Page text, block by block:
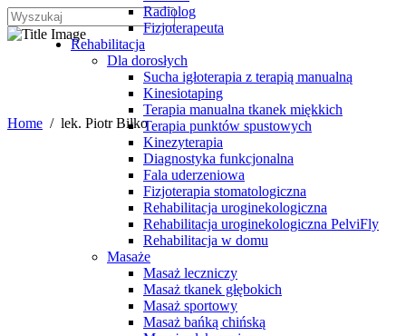
Radiolog
Fizjoterapeuta
Rehabilitacja
Dla dorosłych
Sucha igłoterapia z terapią manualną
Kinesiotaping
Terapia manualna tkanek miękkich
Terapia punktów spustowych
Kinezyterapia
Diagnostyka funkcjonalna
Fala uderzeniowa
Fizjoterapia stomatologiczna
Rehabilitacja uroginekologiczna
Rehabilitacja uroginekologiczna PelviFly
Rehabilitacja w domu
Masaże
Masaż leczniczy
Masaż tkanek głębokich
Masaż sportowy
Masaż bańką chińską
lek. Piotr Biłko
Home / lek. Piotr Biłko